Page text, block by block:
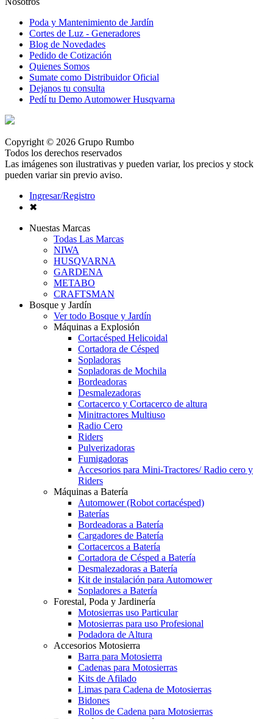
Poda y Mantenimiento de Jardín
Cortes de Luz - Generadores
Blog de Novedades
Pedido de Cotización
Quienes Somos
Sumate como Distribuidor Oficial
Dejanos tu consulta
Pedí tu Demo Automower Husqvarna
Copyright © 2026 Grupo Rumbo
Todos los derechos reservados
Las imágenes son ilustrativas y pueden variar, los precios y stock
pueden variar sin previo aviso.
Ingresar/Registro
✖
Nuestas Marcas
Todas Las Marcas
NIWA
HUSQVARNA
GARDENA
METABO
CRAFTSMAN
Bosque y Jardín
Ver todo Bosque y Jardín
Máquinas a Explosión
Cortacésped Helicoidal
Cortadora de Césped
Sopladoras
Sopladoras de Mochila
Bordeadoras
Desmalezadoras
Cortacerco y Cortacerco de altura
Minitractores Multiuso
Radio Cero
Riders
Pulverizadoras
Fumigadoras
Accesorios para Mini-Tractores/ Radio cero y
Riders
Máquinas a Batería
Automower (Robot cortacésped)
Baterías
Bordeadoras a Batería
Cargadores de Batería
Cortacercos a Batería
Cortadora de Césped a Batería
Desmalezadoras a Batería
Kit de instalación para Automower
Sopladores a Batería
Forestal, Poda y Jardinería
Motosierras uso Particular
Motosierras para uso Profesional
Podadora de Altura
Accesorios Motosierra
Barra para Motosierra
Cadenas para Motosierras
Kits de Afilado
Limas para Cadena de Motosierras
Bidones
Rollos de Cadena para Motosierras